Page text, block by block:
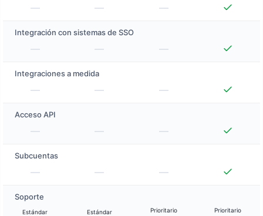
Integración con sistemas de SSO
Integraciones a medida
Acceso API
Subcuentas
Soporte
Estándar Estándar Prioritario Prioritario